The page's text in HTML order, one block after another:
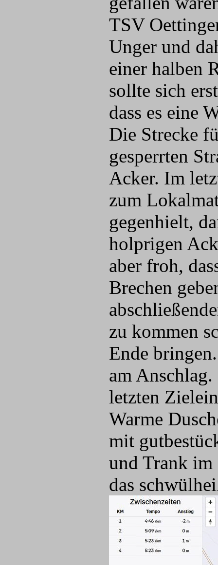
TSV
Unger und
einer halben
sollte sich
dass es eine
Die Strecke
gesperrten
Acker. Im
zum
gegenhielt,
holprigen
aber froh,
Brechen
zu kommen
Ende
am
letzten
Warme
mit
und Trank im
das